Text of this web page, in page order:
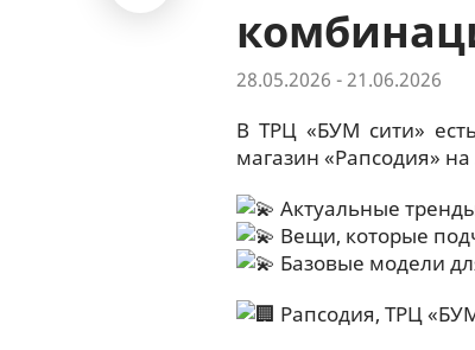
28.05.2026 - 21.06.2026
В ТРЦ «БУМ сити»
магазин «Рапсодия» на
Актуальные
Вещи, которые
Базовые модели
Рапсодия, ТРЦ